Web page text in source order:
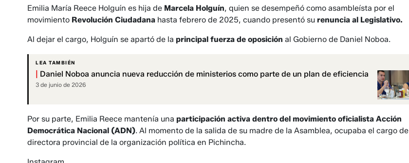
Emilia María Reece Holguín es hija de Marcela Holguín, quien se desempeñó como asambleísta por el
movimiento Revolución Ciudadana hasta febrero de 2025, cuando presentó su renuncia al Legislativo.
Al dejar el cargo, Holguín se apartó de la principal fuerza de oposición al Gobierno de Daniel Noboa.
LEA TAMBIÉN
Daniel Noboa anuncia nueva reducción de ministerios como parte de un plan de eficiencia
3 de junio de 2026
Por su parte, Emilia Reece mantenía una participación activa dentro del movimiento oficialista Acción
Democrática Nacional (ADN). Al momento de la salida de su madre de la Asamblea, ocupaba el cargo de
directora provincial de la organización política en Pichincha.